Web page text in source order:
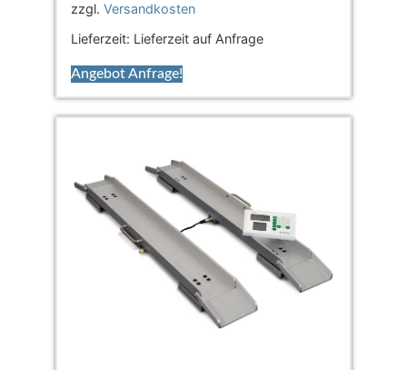
zzgl. Versandkosten
Lieferzeit: Lieferzeit auf Anfrage
Angebot Anfrage!